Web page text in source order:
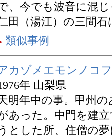
、今でも波音に混
田（湯江）の三間
類似事例
カゾメエモンノコ
年 山梨県
明年中の事。甲州
あった。中門を建
うとした所、住僧の